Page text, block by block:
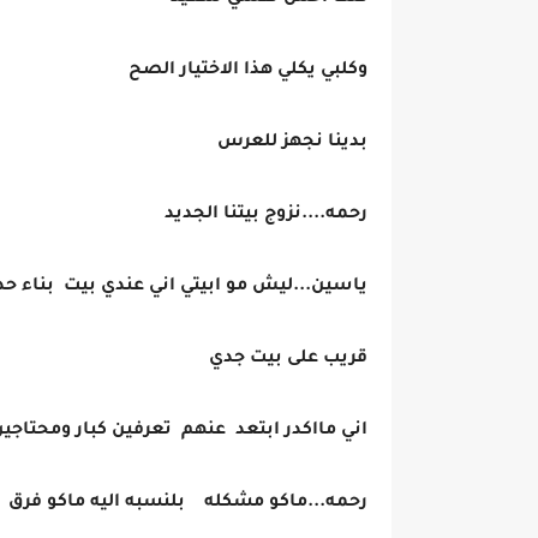
وكلبي يكلي هذا الاختيار الصح
بدينا نجهز للعرس
رحمه....نزوج بيتنا الجديد
ياسين...ليش مو ابيتي اني عندي بيت بناء
قريب على بيت جدي
اني مااكدر ابتعد عنهم تعرفين كبار
رحمه...ماكو مشكله بلنسبه اليه ماكو فرق